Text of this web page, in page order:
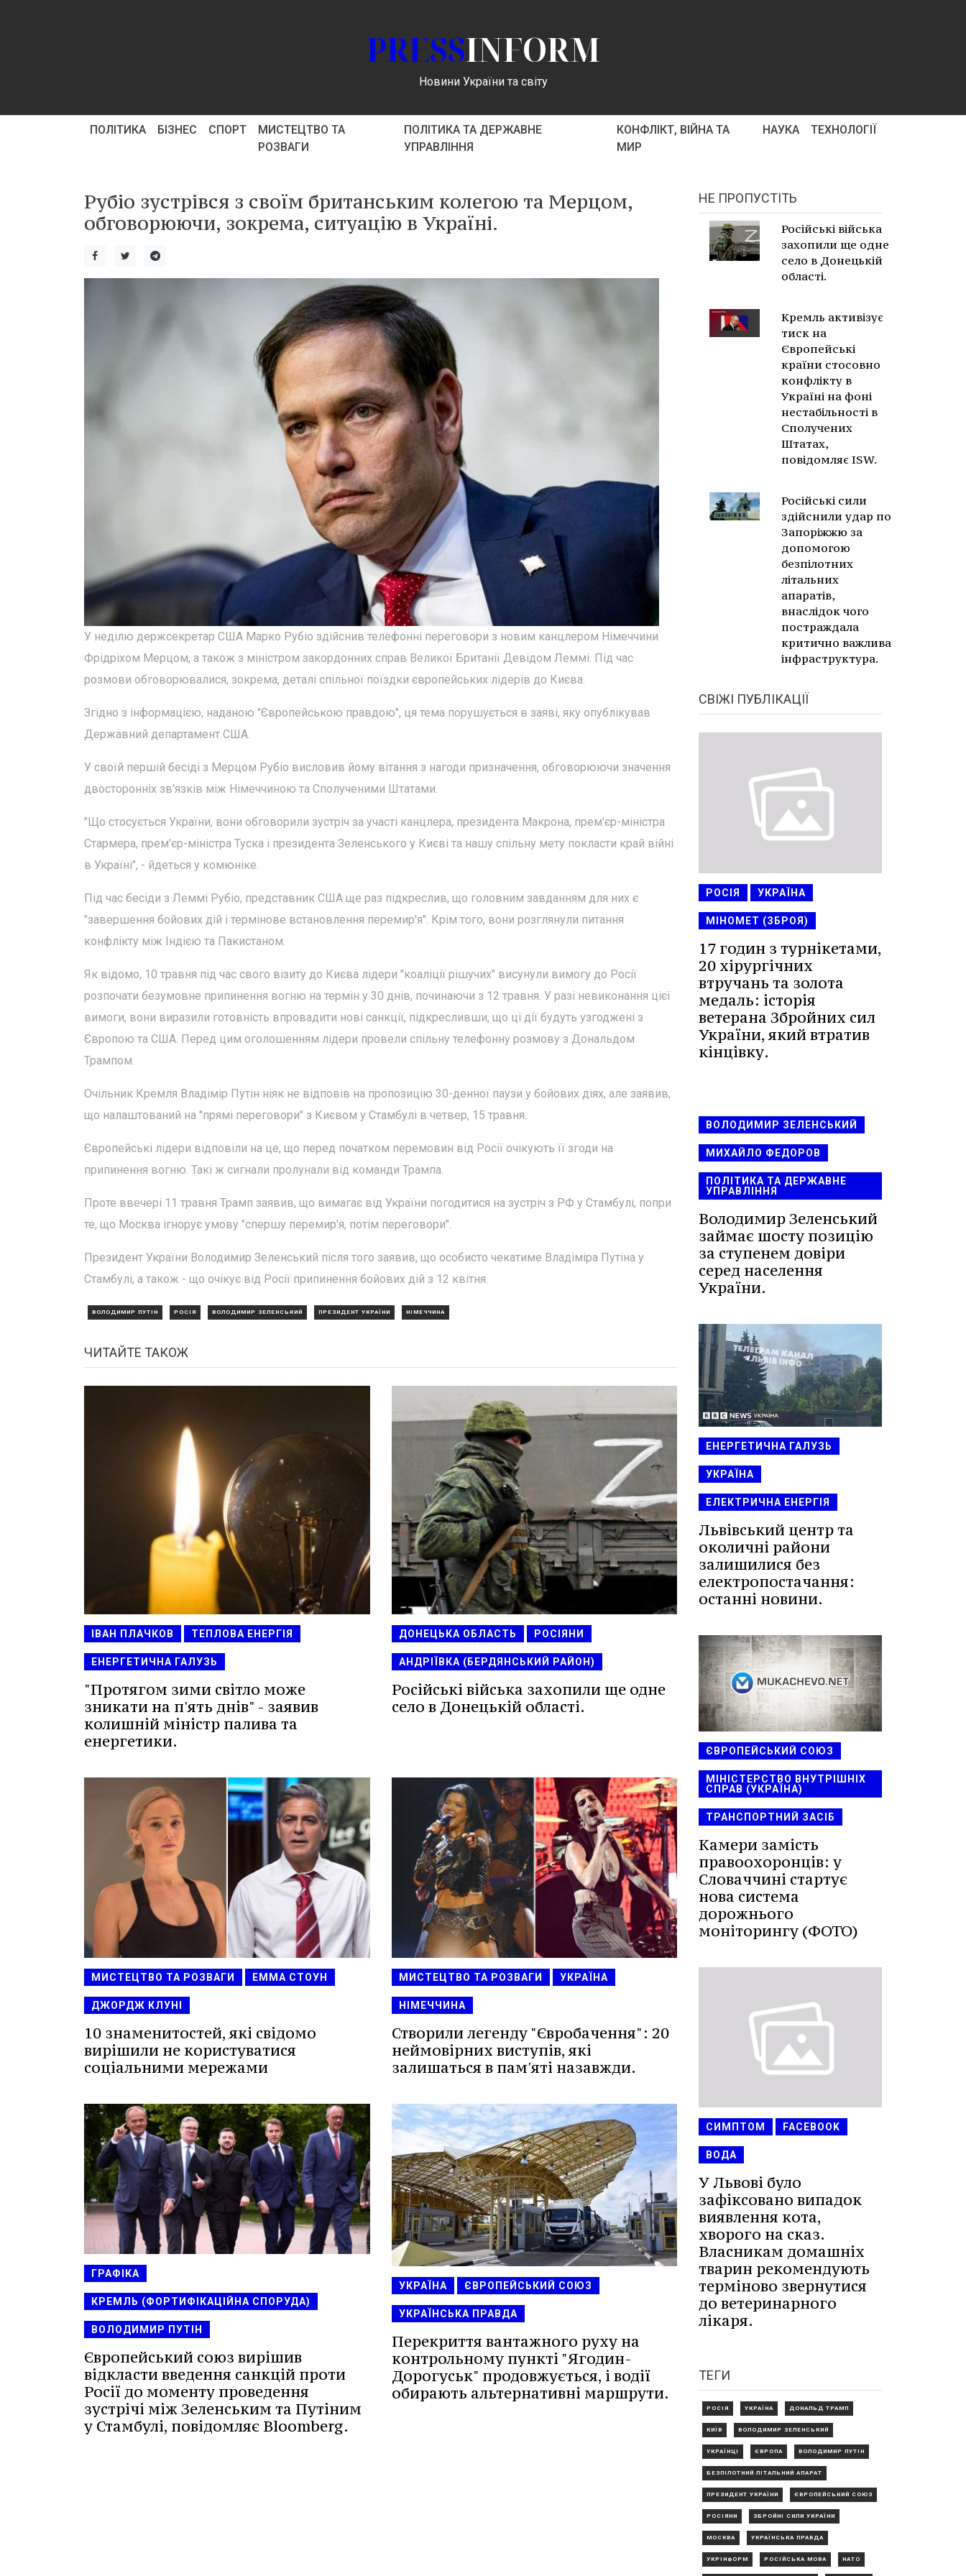
PRESSINFORM
Новини України та світу
ПОЛІТИКА БІЗНЕС СПОРТ
МИСТЕЦТВО ТА
РОЗВАГИ
ПОЛІТИКА ТА ДЕРЖАВНЕ
УПРАВЛІННЯ
КОНФЛІКТ, ВІЙНА ТА
МИР
НАУКА ТЕХНОЛОГІЇ
Рубіо зустрівся з своїм британським колегою та Мерцом,
обговорюючи, зокрема, ситуацію в Україні.
У неділю держсекретар США Марко Рубіо здійснив телефонні переговори з новим канцлером Німеччини
Фрідріхом Мерцом, а також з міністром закордонних справ Великої Британії Девідом Леммі. Під час
розмови обговорювалися, зокрема, деталі спільної поїздки європейських лідерів до Києва.
Згідно з інформацією, наданою "Європейською правдою", ця тема порушується в заяві, яку опублікував
Державний департамент США.
У своїй першій бесіді з Мерцом Рубіо висловив йому вітання з нагоди призначення, обговорюючи значення
двосторонніх зв'язків між Німеччиною та Сполученими Штатами.
"Що стосується України, вони обговорили зустріч за участі канцлера, президента Макрона, прем'єр-міністра
Стармера, прем'єр-міністра Туска і президента Зеленського у Києві та нашу спільну мету покласти край війні
в Україні", - йдеться у комюніке.
Під час бесіди з Леммі Рубіо, представник США ще раз підкреслив, що головним завданням для них є
"завершення бойових дій і термінове встановлення перемир'я". Крім того, вони розглянули питання
конфлікту між Індією та Пакистаном.
Як відомо, 10 травня під час свого візиту до Києва лідери "коаліції рішучих" висунули вимогу до Росії
розпочати безумовне припинення вогню на термін у 30 днів, починаючи з 12 травня. У разі невиконання цієї
вимоги, вони виразили готовність впровадити нові санкції, підкресливши, що ці дії будуть узгоджені з
Європою та США. Перед цим оголошенням лідери провели спільну телефонну розмову з Дональдом
Трампом.
Очільник Кремля Владімір Путін ніяк не відповів на пропозицію 30-денної паузи у бойових діях, але заявив,
що налаштований на "прямі переговори" з Києвом у Стамбулі в четвер, 15 травня.
Європейські лідери відповіли на це, що перед початком перемовин від Росії очікують її згоди на
припинення вогню. Такі ж сигнали пролунали від команди Трампа.
Проте ввечері 11 травня Трамп заявив, що вимагає від України погодитися на зустріч з РФ у Стамбулі, попри
те, що Москва ігнорує умову "спершу перемир'я, потім переговори".
Президент України Володимир Зеленський після того заявив, що особисто чекатиме Владіміра Путіна у
Стамбулі, а також - що очікує від Росії припинення бойових дій з 12 квітня.
ВОЛОДИМИР ПУТІН РОСІЯ ВОЛОДИМИР ЗЕЛЕНСЬКИЙ ПРЕЗИДЕНТ УКРАЇНИ НІМЕЧЧИНА
ЧИТАЙТЕ ТАКОЖ
ІВАН ПЛАЧКОВ ТЕПЛОВА ЕНЕРГІЯ
ЕНЕРГЕТИЧНА ГАЛУЗЬ
"Протягом зими світло може
зникати на п'ять днів" - заявив
колишній міністр палива та
енергетики.
ДОНЕЦЬКА ОБЛАСТЬ РОСІЯНИ
АНДРІЇВКА (БЕРДЯНСЬКИЙ РАЙОН)
Російські війська захопили ще одне
село в Донецькій області.
МИСТЕЦТВО ТА РОЗВАГИ ЕММА СТОУН
ДЖОРДЖ КЛУНІ
10 знаменитостей, які свідомо
вирішили не користуватися
соціальними мережами
МИСТЕЦТВО ТА РОЗВАГИ УКРАЇНА
НІМЕЧЧИНА
Створили легенду "Євробачення": 20
неймовірних виступів, які
залишаться в пам'яті назавжди.
ГРАФІКА
КРЕМЛЬ (ФОРТИФІКАЦІЙНА СПОРУДА)
ВОЛОДИМИР ПУТІН
Європейський союз вирішив
відкласти введення санкцій проти
Росії до моменту проведення
зустрічі між Зеленським та Путіним
у Стамбулі, повідомляє Bloomberg.
УКРАЇНА ЄВРОПЕЙСЬКИЙ СОЮЗ
УКРАЇНСЬКА ПРАВДА
Перекриття вантажного руху на
контрольному пункті "Ягодин-
Дорогуськ" продовжується, і водії
обирають альтернативні маршрути.
НЕ ПРОПУСТІТЬ
Російські війська
захопили ще одне
село в Донецькій
області.
Кремль активізує
тиск на
Європейські
країни стосовно
конфлікту в
Україні на фоні
нестабільності в
Сполучених
Штатах,
повідомляє ISW.
Російські сили
здійснили удар по
Запоріжжю за
допомогою
безпілотних
літальних
апаратів,
внаслідок чого
постраждала
критично важлива
інфраструктура.
СВІЖІ ПУБЛІКАЦІЇ
РОСІЯ УКРАЇНА
МІНОМЕТ (ЗБРОЯ)
17 годин з турнікетами,
20 хірургічних
втручань та золота
медаль: історія
ветерана Збройних сил
України, який втратив
кінцівку.
ВОЛОДИМИР ЗЕЛЕНСЬКИЙ
МИХАЙЛО ФЕДОРОВ
ПОЛІТИКА ТА ДЕРЖАВНЕ
УПРАВЛІННЯ
Володимир Зеленський
займає шосту позицію
за ступенем довіри
серед населення
України.
ЕНЕРГЕТИЧНА ГАЛУЗЬ
УКРАЇНА
ЕЛЕКТРИЧНА ЕНЕРГІЯ
Львівський центр та
околичні райони
залишилися без
електропостачання:
останні новини.
ЄВРОПЕЙСЬКИЙ СОЮЗ
МІНІСТЕРСТВО ВНУТРІШНІХ
СПРАВ (УКРАЇНА)
ТРАНСПОРТНИЙ ЗАСІБ
Камери замість
правоохоронців: у
Словаччині стартує
нова система
дорожнього
моніторингу (ФОТО)
СИМПТОМ FACEBOOK
ВОДА
У Львові було
зафіксовано випадок
виявлення кота,
хворого на сказ.
Власникам домашніх
тварин рекомендують
терміново звернутися
до ветеринарного
лікаря.
ТЕГИ
РОСІЯ УКРАЇНА ДОНАЛЬД ТРАМП
КИЇВ ВОЛОДИМИР ЗЕЛЕНСЬКИЙ
УКРАЇНЦІ ЄВРОПА ВОЛОДИМИР ПУТІН
БЕЗПІЛОТНИЙ ЛІТАЛЬНИЙ АПАРАТ
ПРЕЗИДЕНТ УКРАЇНИ ЄВРОПЕЙСЬКИЙ СОЮЗ
РОСІЯНИ ЗБРОЙНІ СИЛИ УКРАЇНИ
МОСКВА УКРАЇНСЬКА ПРАВДА
УКРІНФОРМ РОСІЙСЬКА МОВА НАТО